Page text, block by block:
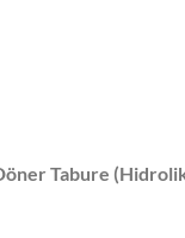
Tabure